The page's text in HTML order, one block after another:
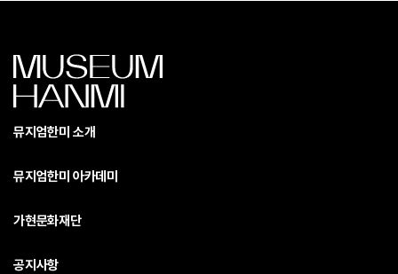
뮤지엄한미 소개
뮤지엄한미 아카데미
가현문화재단
공지사항